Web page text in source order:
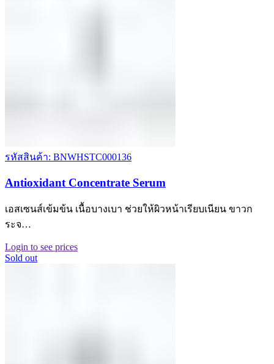
รหัสสินค้า: BNWHSTC000136
Antioxidant Concentrate Serum
เอสเซนส์เข้มข้น เนื้อบางเบา ช่วยให้ผิวหน้าเรียบเนียน ขาวก
ระจ…
Login to see prices
Sold out